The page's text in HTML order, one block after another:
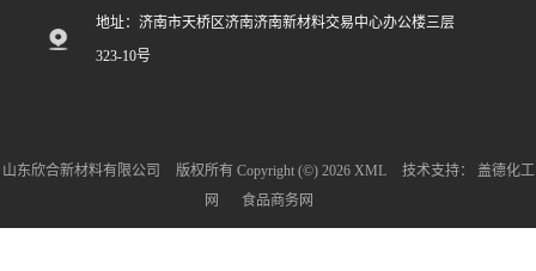
地址：济南市天桥区济南济南新材料交易中心办公楼三层
323-10号
山东欣合新材料有限公司 版权所有 Copyright (©) 2026 XML 技术支持：
盖德化工
网
食品商务网